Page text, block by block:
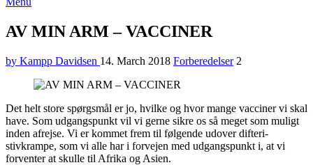
AV MIN ARM – VACCINER
by Kampp Davidsen 14. March 2018 Forberedelser 2
Det helt store spørgsmål er jo, hvilke og hvor mange vacciner vi skal
have. Som udgangspunkt vil vi gerne sikre os så meget som muligt
inden afrejse. Vi er kommet frem til følgende udover difteri-
stivkrampe, som vi alle har i forvejen med udgangspunkt i, at vi
forventer at skulle til Afrika og Asien.